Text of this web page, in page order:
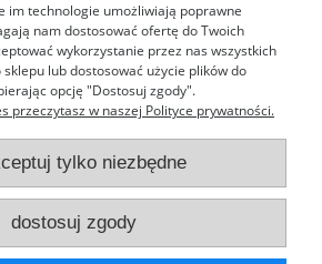
do koszyka
Moje konto
Laufparts
im technologie umożliwiają poprawne
nam dostosować ofertę do Twoich
wykorzystanie przez nas wszystkich
lub dostosować użycie plików do
opcję "Dostosuj zgody".
przeczytasz w naszej Polityce prywatności.
tylko niezbędne
dostosuj zgody